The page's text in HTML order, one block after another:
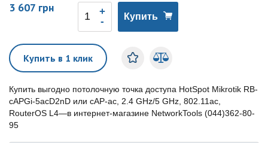
3 607 грн
Купить
Купить в 1 клик
Купить выгодно потолочную точка доступа HotSpot Mikrotik RB-
cAPGi-5acD2nD или cAP-ac, 2.4 GHz/5 GHz, 802.11ac,
RouterOS L4—в интернет-магазине NetworkTools (044)362-80-
95